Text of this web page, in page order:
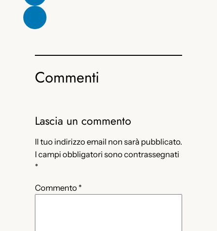
Commenti
Lascia un commento
Il tuo indirizzo email non sarà pubblicato.
I campi obbligatori sono contrassegnati
*
Commento *